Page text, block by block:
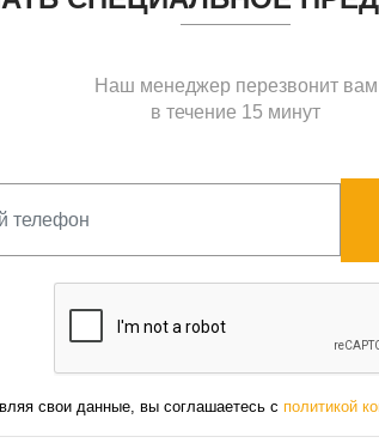
Наш менеджер перезвонит вам
в течение 15 минут
свои данные, вы соглашаетесь с политикой